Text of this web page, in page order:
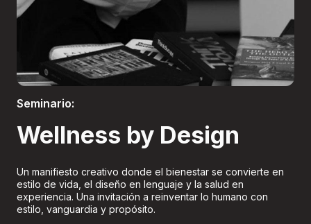
Seminario:
Wellness by Design
Un manifiesto creativo donde el bienestar se convierte en
estilo de vida, el diseño en lenguaje y la salud en
experiencia. Una invitación a reinventar lo humano con
estilo, vanguardia y propósito.